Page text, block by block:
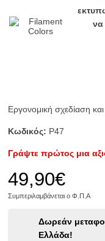
να
Εργονομική σχεδίαση
Κωδικός: P47
Γράψτε πρώτος μια
49,90€
Συμπεριλαμβάνεται ο Φ.Π.Α
Δωρεάν
Ελλάδα!